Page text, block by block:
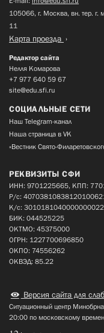
105066, г. Москва, вн. тер. г.
11
Карта проезда
Редактор сайта
Нелля Комарова
+7 977 640 59 67
site@edu.sfi.ru
СОЦИАЛЬНЫЕ СЕТИ
Наш Telegram-канал
Наша страница в VK
«Вестник Свято-
РЕКВИЗИТЫ СФИ
ИНН: 9701225665, КПП:
Р/с:
К/с:
БИК: 044525225
ОКТМО: 45375000
ОГРН: 1227700696850
ОКПО: 74556262
ОКВЭД: 85.22
Версия сайта для
Ситуационный центр
20:00 по московскому